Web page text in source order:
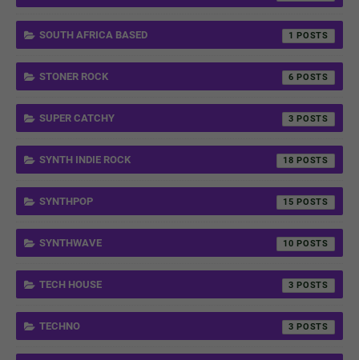
SOUTH AFRICA BASED 1
STONER ROCK 6
SUPER CATCHY 3
SYNTH INDIE ROCK 18
SYNTHPOP 15
SYNTHWAVE 10
TECH HOUSE 3
TECHNO 3